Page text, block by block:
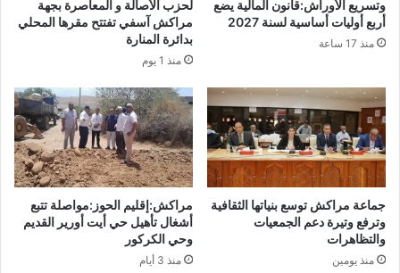
2
8
ت
ا
ر
ي
خ
ه
ل
أ
م
ن
ز
و
ج
ه
ا
"
ا
ل
وتسريع الأوراش:قانون المالية يضع
أربع أوليات أساسية لسنة 2027
منذ 17 ساعة
لحزب الأصالة و المعاصرة بجهة
مراكش آسفي تفتتح مقرها المحلي
بدائرة المنارة
منذ 1 يوم
جماعة مراكش توسع بنياتها الثقافية
وترفع وتيرة دعم الجمعيات
والتظاهرات
منذ يومين
مراكش:إقليم الحوز:مواصلة تتبع
أشغال تأهيل حي أيت أورير القديم
وحي الكركور
منذ 3 أيام